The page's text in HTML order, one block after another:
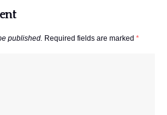
published. Required fields are marked *